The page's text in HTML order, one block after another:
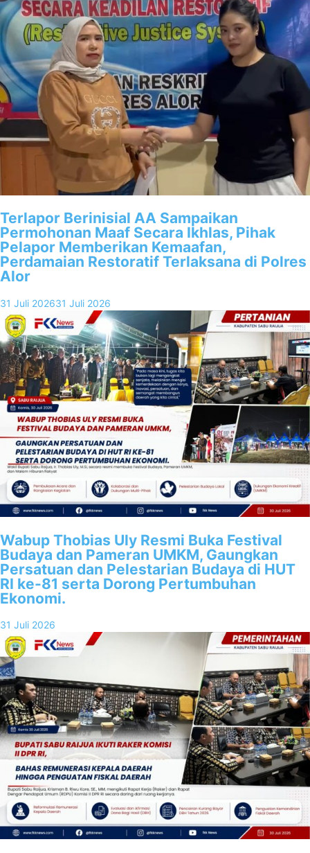
Terlapor Berinisial AA Sampaikan
Permohonan Maaf Secara Ikhlas, Pihak
Pelapor Memberikan Kemaafan,
Perdamaian Restoratif Terlaksana di Polres
Alor
31 Juli 202631 Juli 2026
Wabup Thobias Uly Resmi Buka Festival
Budaya dan Pameran UMKM, Gaungkan
Persatuan dan Pelestarian Budaya di HUT
RI ke-81 serta Dorong Pertumbuhan
Ekonomi.
31 Juli 2026